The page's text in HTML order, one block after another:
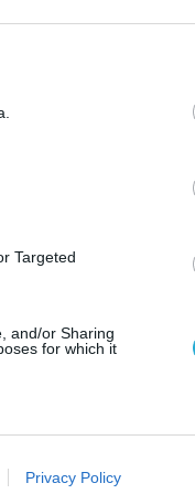
Targeted
and/or Sharing
for which it
like cookies on
Privacy Policy
και το άγχος;
σημαντικά
οι γυναίκες έχουν την
τρόφιμα, ενώ
επιλογές των